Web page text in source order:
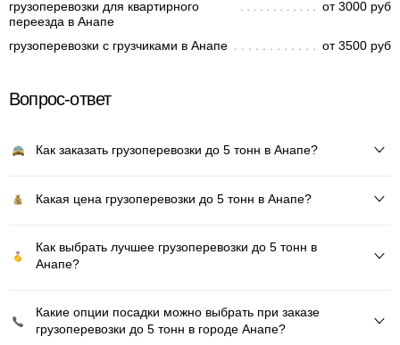
грузоперевозки для квартирного
переезда в Анапе
от 3000 руб
грузоперевозки с грузчиками в Анапе от 3500 руб
Вопрос-ответ
Как заказать грузоперевозки до 5 тонн в Анапе?
Какая цена грузоперевозки до 5 тонн в Анапе?
Как выбрать лучшее грузоперевозки до 5 тонн в
Анапе?
Какие опции посадки можно выбрать при заказе
грузоперевозки до 5 тонн в городе Анапе?